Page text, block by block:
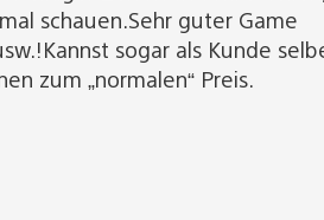
schauen.Sehr guter Game
sogar als Kunde
zum „normalen“ Preis.